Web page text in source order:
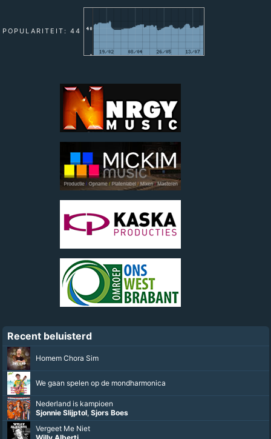
POPULARITEIT: 44
Recent beluisterd
Homem Chora Sim
We gaan spelen op de mondharmonica
Nederland is kampioen
Sjonnie Slijptol, Sjors Boes
Vergeet Me Niet